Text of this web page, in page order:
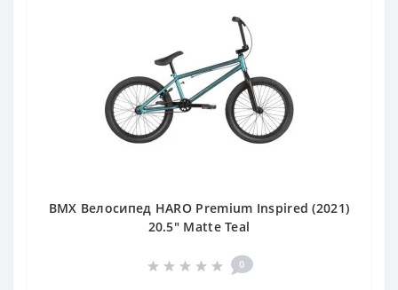
BMX Велосипед HARO Premium Inspired (2021)
20.5" Matte Teal
0